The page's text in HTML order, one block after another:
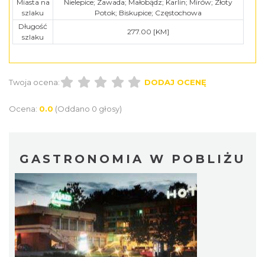
Miasta na
szlaku
Nielepice; Zawada; Małobądz; Karlin; Mirów; Złoty
Potok; Biskupice; Częstochowa
Długość
szlaku
277.00 [KM]
Twoja ocena: DODAJ OCENĘ
Ocena: 0.0 (Oddano 0 głosy)
GASTRONOMIA W POBLIŻU